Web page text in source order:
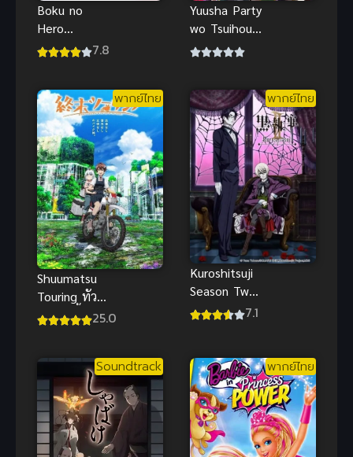
Boku no
Hero
Academia 57.8
Yuusha Party
wo Tsuihou
sareta
ที่ถูกไล่ออกจาก
ปาร์ตี้ผู้กล้าถูก
นักผจญภัย
ระดับ S รับตัว
ไป
พากย์ไทย
Shuumatsu
Touring ทัวร์
หลังวันสิ้นโลก25.0
พากย์ไทย
Kuroshitsuji
Season Two
พ่อบ้านปีศาจ
7.1
Soundtrack พากย์ไทย